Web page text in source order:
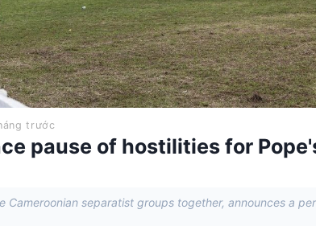
trước
pause of hostilities for
separatist groups together, announces a